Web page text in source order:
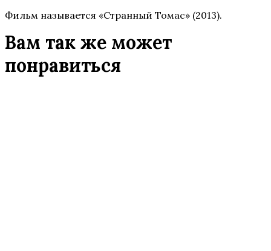
Фильм называется «Странный Томас» (2013).
Вам так же может
понравиться